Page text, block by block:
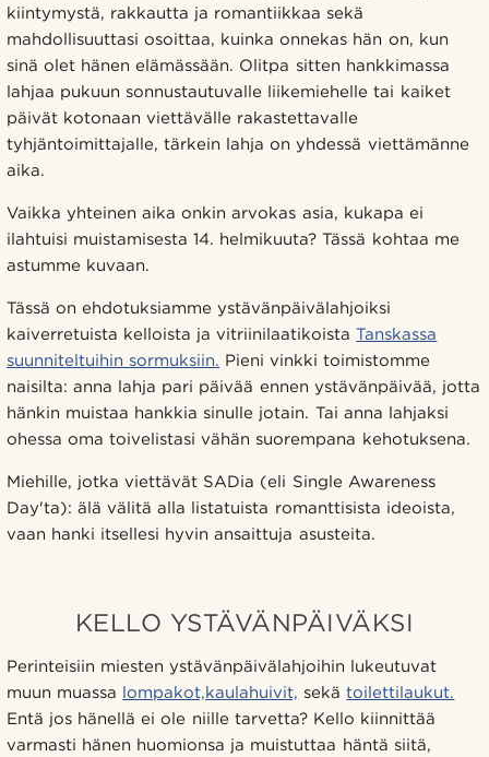
kiintymystä, rakkautta ja romantiikkaa sekä
mahdollisuuttasi osoittaa, kuinka onnekas hän on, kun
sinä olet hänen elämässään. Olitpa sitten hankkimassa
lahjaa pukuun sonnustautuvalle liikemiehelle tai kaiket
päivät kotonaan viettävälle rakastettavalle
tyhjäntoimittajalle, tärkein lahja on yhdessä viettämänne
aika.
Vaikka yhteinen aika onkin arvokas asia, kukapa ei
ilahtuisi muistamisesta 14. helmikuuta? Tässä kohtaa me
astumme kuvaan.
Tässä on ehdotuksiamme ystävänpäivälahjoiksi
kaiverretuista kelloista ja vitriinilaatikoistaTanskassa
suunniteltuihin sormuksiin. Pieni vinkki toimistomme
naisilta: anna lahja pari päivää ennen ystävänpäivää, jotta
hänkin muistaa hankkia sinulle jotain. Tai anna lahjaksi
ohessa oma toivelistasi vähän suorempana kehotuksena.
Miehille, jotka viettävät SADia (eli Single Awareness
Day'ta): älä välitä alla listatuista romanttisista ideoista,
vaan hanki itsellesi hyvin ansaittuja asusteita.
KELLO YSTÄVÄNPÄIVÄKSI
Perinteisiin miesten ystävänpäivälahjoihin lukeutuvat
muun muassa lompakot,kaulahuivit, sekätoilettilaukut.
Entä jos hänellä ei ole niille tarvetta? Kello kiinnittää
varmasti hänen huomionsa ja muistuttaa häntä siitä,